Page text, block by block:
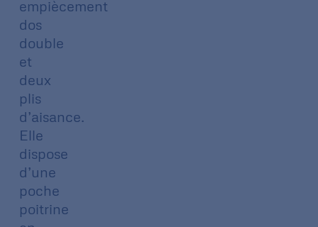
empiècement
dos
double
et
deux
plis
d’aisance.
Elle
dispose
d’une
poche
poitrine